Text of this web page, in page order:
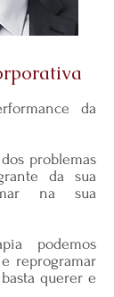
da
problemas
da sua
na sua
podemos
reprogramar
querer e